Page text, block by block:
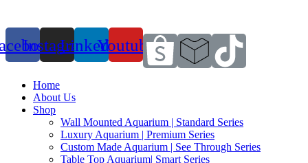
InstagramLinkedinYoutube
Home
About Us
Shop
Wall Mounted Aquarium | Standard Series
Luxury Aquarium | Premium Series
Custom Made Aquarium | See Through Series
Table Top Aquarium| Smart Series